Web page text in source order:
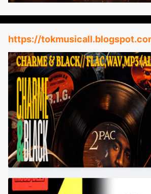
https://